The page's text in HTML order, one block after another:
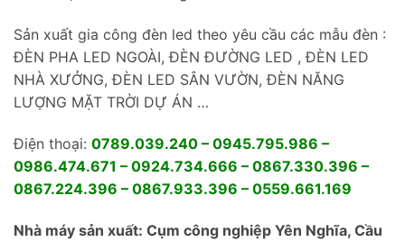
Sản xuất gia công đèn led theo yêu cầu các mẫu đèn :
ĐÈN PHA LED NGOÀI, ĐÈN ĐƯỜNG LED , ĐÈN LED
NHÀ XƯỞNG, ĐÈN LED SÂN VƯỜN, ĐÈN NĂNG
LƯỢNG MẶT TRỜI DỰ ÁN …
Điện thoại: 0789.039.240 – 0945.795.986 –
0986.474.671 – 0924.734.666 – 0867.330.396 –
0867.224.396 – 0867.933.396 – 0559.661.169
Nhà máy sản xuất: Cụm công nghiệp Yên Nghĩa, Cầu